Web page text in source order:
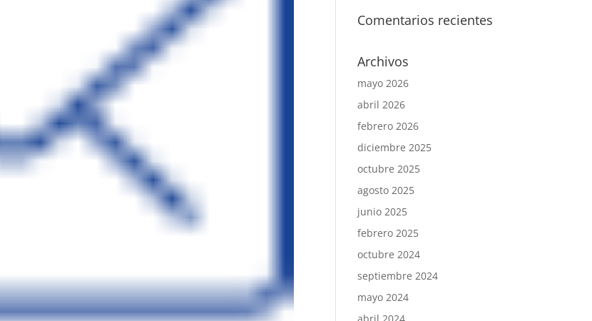
Comentarios recientes
Archivos
mayo 2026
abril 2026
febrero 2026
diciembre 2025
octubre 2025
agosto 2025
junio 2025
febrero 2025
octubre 2024
septiembre 2024
mayo 2024